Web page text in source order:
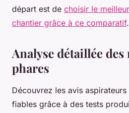
départ est de choisir le
chantier grâce à ce comparatif.
Analyse détaillée des
phares
Découvrez les avis
fiables grâce à des tests